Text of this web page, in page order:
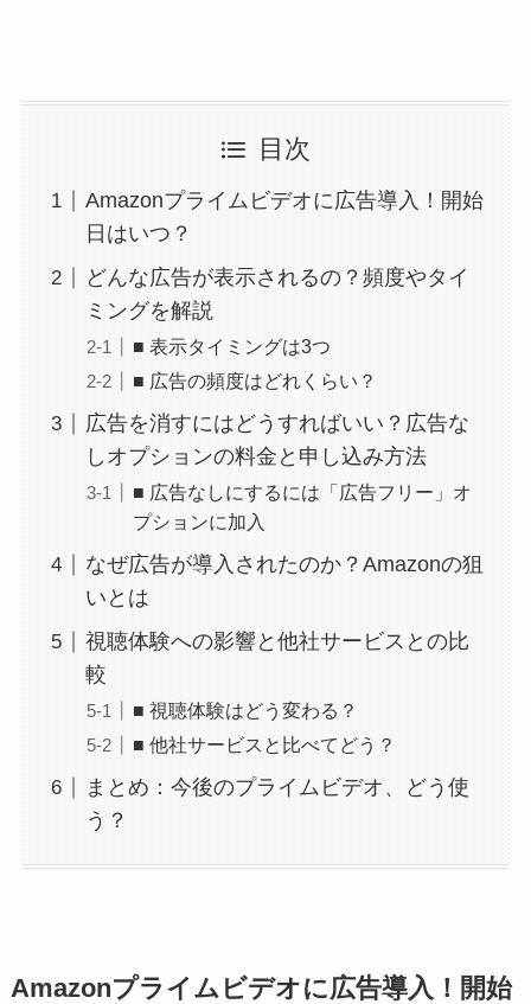
目次
Amazonプライムビデオに広告導入！開始
日はいつ？
どんな広告が表示されるの？頻度やタイ
ミングを解説
■ 表示タイミングは3つ
■ 広告の頻度はどれくらい？
広告を消すにはどうすればいい？広告な
しオプションの料金と申し込み方法
■ 広告なしにするには「広告フリー」オ
プションに加入
なぜ広告が導入されたのか？Amazonの狙
いとは
視聴体験への影響と他社サービスとの比
較
■ 視聴体験はどう変わる？
■ 他社サービスと比べてどう？
まとめ：今後のプライムビデオ、どう使
う？
Amazonプライムビデオに広告導入！開始